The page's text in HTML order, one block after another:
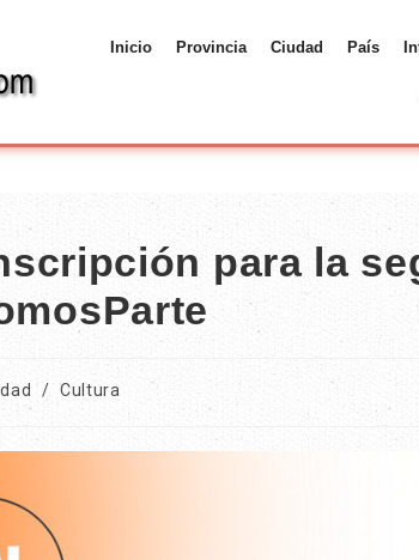
Inicio Provincia Ciudad País
para la
/ Cultura